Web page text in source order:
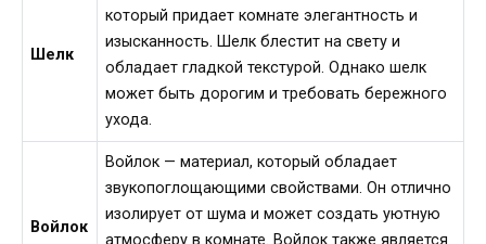
Шелк
который придает комнате элегантность и
изысканность. Шелк блестит на свету и
обладает гладкой текстурой. Однако шелк
может быть дорогим и требовать бережного
ухода.
Войлок
Войлок — материал, который обладает
звукопоглощающими свойствами. Он отлично
изолирует от шума и может создать уютную
атмосферу в комнате. Войлок также является